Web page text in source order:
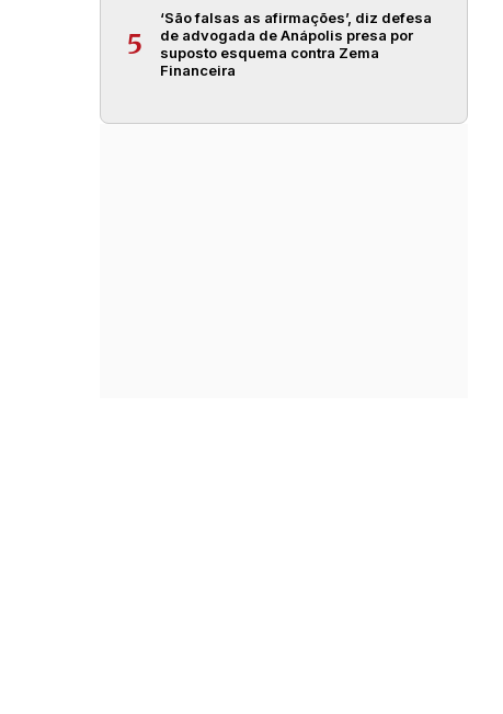
5
‘São falsas as afirmações’, diz defesa
de advogada de Anápolis presa por
suposto esquema contra Zema
Financeira